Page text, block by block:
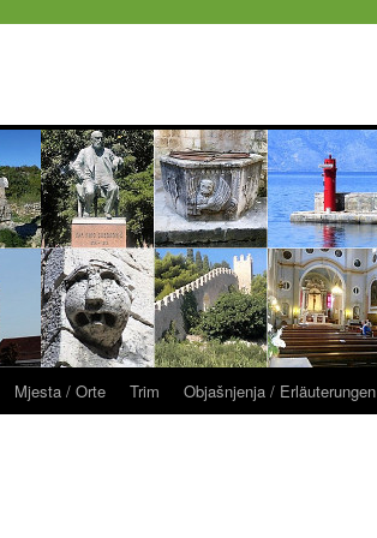
Mjesta / Orte Trim Objašnjenja / Erläuterungen